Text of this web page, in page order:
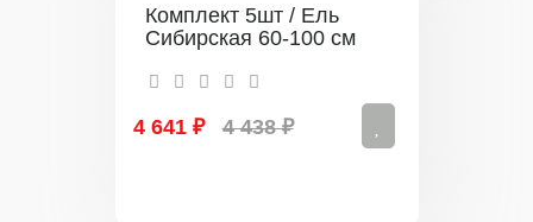
Комплект 5шт / Ель
Сибирская 60-100 см
4 641 ₽ 4 438 ₽